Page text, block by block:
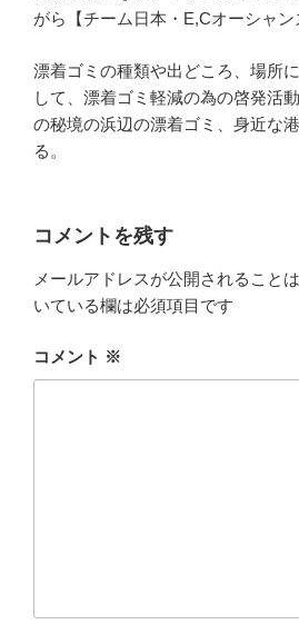
がら【チーム日本・E,Cオーシャン
漂着ゴミの種類や出どころ、場所
して、漂着ゴミ軽減の為の啓発活
の秘境の浜辺の漂着ゴミ、身近な
る。
コメントを残す
メールアドレスが公開されること
いている欄は必須項目です
コメント ※